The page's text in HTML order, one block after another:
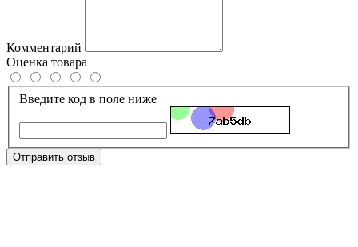
Комментарий
Оценка товара
Введите код в поле ниже
Отправить отзыв